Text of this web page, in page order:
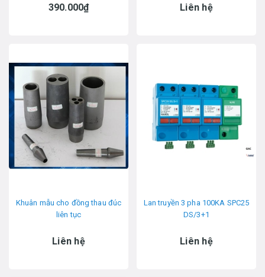
390.000₫ Liên hệ
Khuân mẫu cho đồng thau đúc
liên tục
Liên hệ
Lan truyền 3 pha 100KA SPC25
DS/3+1
Liên hệ